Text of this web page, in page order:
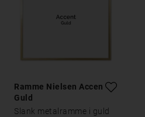
Ramme Nielsen Accent
Guld
Slank metalramme i guld